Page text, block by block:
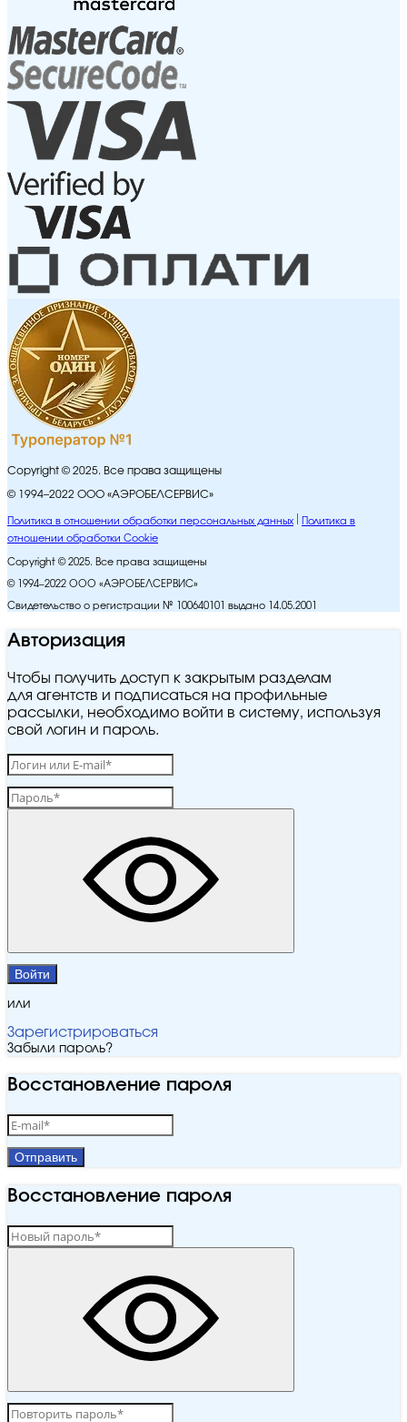
Copyright © 2025. Все права защищены
© 1994–2022 ООО «АЭРОБЕЛСЕРВИС»
Политика в отношении обработки персональных данных
Политика в
отношении обработки Cookie
Copyright © 2025. Все права защищены
© 1994–2022 ООО «АЭРОБЕЛСЕРВИС»
Свидетельство о регистрации № 100640101 выдано 14.05.2001
Авторизация
Чтобы получить доступ к закрытым разделам
для агентств и подписаться на профильные
рассылки, необходимо войти в систему, используя
свой логин и пароль.
Войти
или
Зарегистрироваться
Забыли пароль?
Восстановление пароля
Отправить
Восстановление пароля